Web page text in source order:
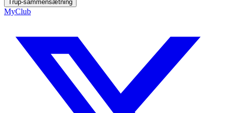
Trup-sammensætning
MyClub